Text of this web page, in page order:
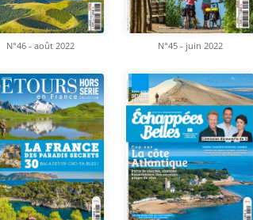
N°46 - août 2022 N°45 - juin 2022